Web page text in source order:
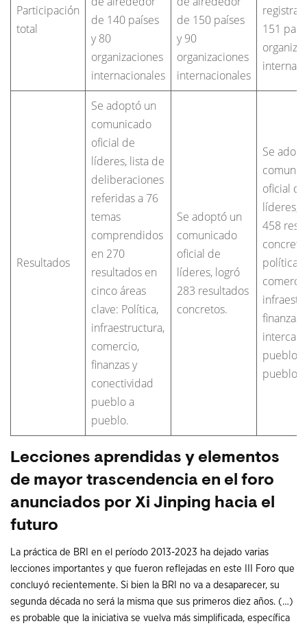
Participación
total
de 140 países
y 80
organizaciones
internacionales
de 150 países
y 90
organizaciones
internacionales
151
Resultados
Se adoptó un
comunicado
oficial de
líderes, lista de
deliberaciones
referidas a 76
temas
comprendidos
en 270
resultados en
cinco áreas
clave: Política,
infraestructura,
comercio,
finanzas y
conectividad
pueblo a
pueblo.
Se adoptó un
comunicado
oficial de
líderes, logró
283 resultados
concretos.
Se
oficial de
líderes,
458
política,
finanzas,
pueblo a
pueblo,
Lecciones aprendidas y elementos
de mayor trascendencia en el foro
anunciados por Xi Jinping hacia el
futuro
La práctica de BRI en el período 2013-2023 ha dejado varias
lecciones importantes y que fueron reflejadas en este III Foro que
concluyó recientemente. Si bien la BRI no va a desaparecer, su
segunda década no será la misma que sus primeros diez años. (…)
es probable que la iniciativa se vuelva más simplificada, específica